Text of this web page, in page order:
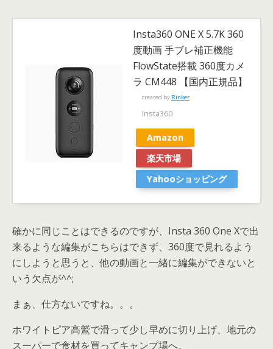
Insta360 ONE X 5.7K 360
度動画 手ブレ補正機能
FlowState搭載 360度カメ
ラ CM448 【国内正規品】
created by Rinker
Insta360
Amazon
楽天市場
Yahooショッピング
確かに同じことはできるのですが、Insta 360 One Xで出
来るような編集がこちらはできず、360度で見れるよう
にしようと思うと、他の動画と一緒に編集ができないと
いう欠点が^^;
まぁ、仕方ないですね。。。
ホワイトピア高鷲で滑って少し早めに切り上げ、地元の
スーパーで食材を買ってキャンプ場へ。